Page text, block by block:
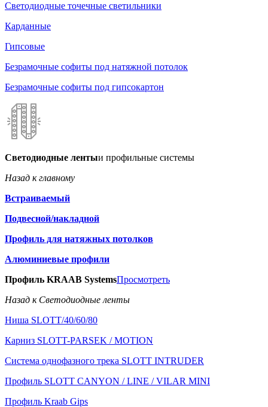
Светодиодные точечные светильники
Карданные
Гипсовые
Безрамочные софиты под натяжной потолок
Безрамочные софиты под гипсокартон
Светодиодные лентыи профильные системы
Назад к главному
Встраиваемый
Подвесной/накладной
Профиль для натяжных потолков
Алюминиевые профили
Профиль KRAAB SystemsПросмотреть
Назад к Светодиодные ленты
Ниша SLOTT/40/60/80
Карниз SLOTT-PARSEK / MOTION
Система однофазного трека SLOTT INTRUDER
Профиль SLOTT CANYON / LINE / VILAR MINI
Профиль Kraab Gips